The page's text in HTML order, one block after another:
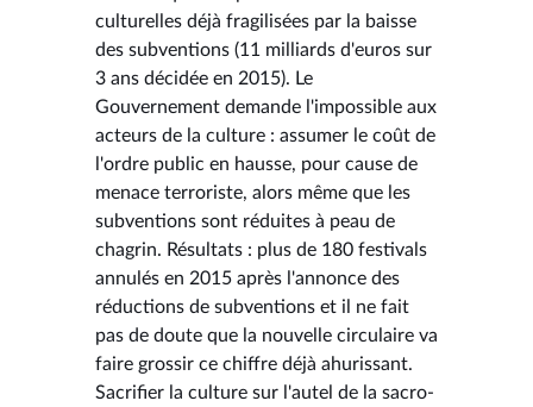
culturelles déjà fragilisées par la baisse
des subventions (11 milliards d'euros sur
3 ans décidée en 2015). Le
Gouvernement demande l'impossible aux
acteurs de la culture : assumer le coût de
l'ordre public en hausse, pour cause de
menace terroriste, alors même que les
subventions sont réduites à peau de
chagrin. Résultats : plus de 180 festivals
annulés en 2015 après l'annonce des
réductions de subventions et il ne fait
pas de doute que la nouvelle circulaire va
faire grossir ce chiffre déjà ahurissant.
Sacrifier la culture sur l'autel de la sacro-